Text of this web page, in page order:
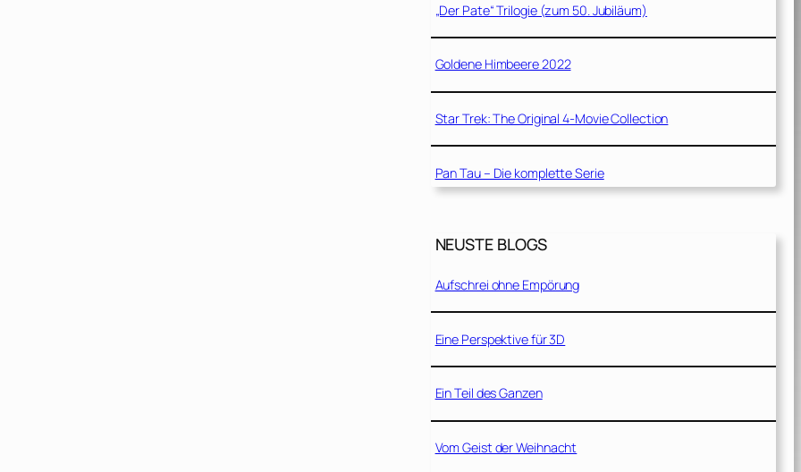
„Der Pate“ Trilogie (zum 50. Jubiläum)
Goldene Himbeere 2022
Star Trek: The Original 4-Movie Collection
Pan Tau – Die komplette Serie
NEUSTE BLOGS
Aufschrei ohne Empörung
Eine Perspektive für 3D
Ein Teil des Ganzen
Vom Geist der Weihnacht